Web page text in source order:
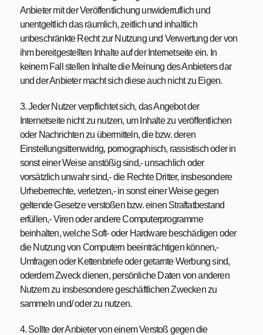
Anbieter mit der Veröffentlichung unwiderruflich und
unentgeltlich das räumlich, zeitlich und inhaltlich
unbeschränkte Recht zur Nutzung und Verwertung der von
ihm bereitgestellten Inhalte auf der Internetseite ein. In
keinem Fall stellen Inhalte die Meinung des Anbieters dar
und der Anbieter macht sich diese auch nicht zu Eigen.
3. Jeder Nutzer verpflichtet sich, das Angebot der
Internetseite nicht zu nutzen, um Inhalte zu veröffentlichen
oder Nachrichten zu übermitteln, die bzw. deren
Einstellungsittenwidrig, pornographisch, rassistisch oder in
sonst einer Weise anstößig sind,- unsachlich oder
vorsätzlich unwahr sind,- die Rechte Dritter, insbesondere
Urheberrechte, verletzen,- in sonst einer Weise gegen
geltende Gesetze verstoßen bzw. einen Straftatbestand
erfüllen,- Viren oder andere Computerprogramme
beinhalten, welche Soft- oder Hardware beschädigen oder
die Nutzung von Computern beeinträchtigen können,-
Umfragen oder Kettenbriefe oder getarnte Werbung sind,
oderdem Zweck dienen, persönliche Daten von anderen
Nutzern zu insbesondere geschäftlichen Zwecken zu
sammeln und/ oder zu nutzen.
4. Sollte der Anbieter von einem Verstoß gegen die